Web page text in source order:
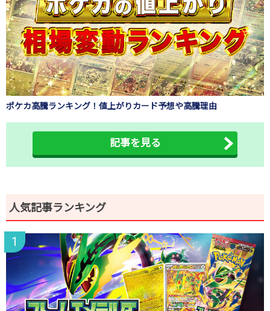
ポケカ高騰ランキング！値上がりカード予想や高騰理由
記事を見る
人気記事ランキング